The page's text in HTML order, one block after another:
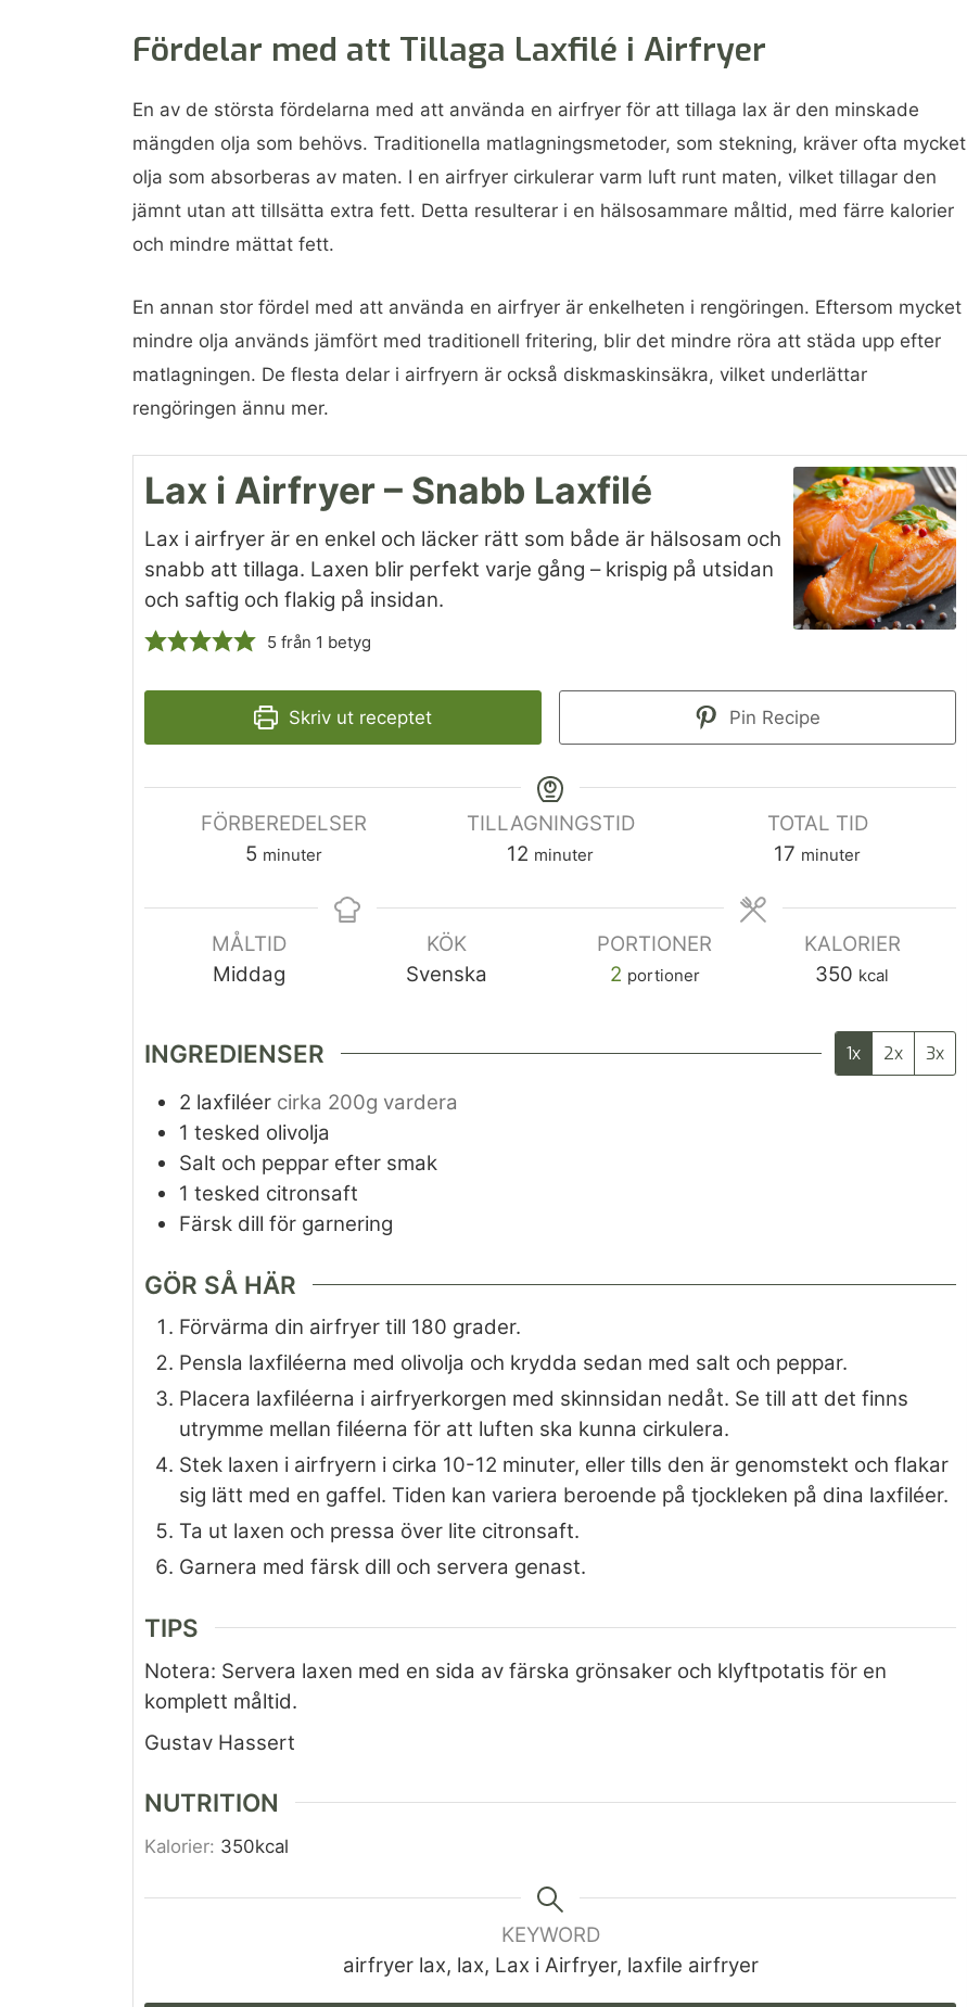
Fördelar med att Tillaga Laxfilé i Airfryer
En av de största fördelarna med att använda en airfryer för att tillaga lax är den minskade
mängden olja som behövs. Traditionella matlagningsmetoder, som stekning, kräver ofta mycket
olja som absorberas av maten. I en airfryer cirkulerar varm luft runt maten, vilket tillagar den
jämnt utan att tillsätta extra fett. Detta resulterar i en hälsosammare måltid, med färre kalorier
och mindre mättat fett.
En annan stor fördel med att använda en airfryer är enkelheten i rengöringen. Eftersom mycket
mindre olja används jämfört med traditionell fritering, blir det mindre röra att städa upp efter
matlagningen. De flesta delar i airfryern är också diskmaskinsäkra, vilket underlättar
rengöringen ännu mer.
Lax i Airfryer – Snabb Laxfilé
Lax i airfryer är en enkel och läcker rätt som både är hälsosam och
snabb att tillaga. Laxen blir perfekt varje gång – krispig på utsidan
och saftig och flakig på insidan.
5 från 1 betyg
Skriv ut receptet Pin Recipe
FÖRBEREDELSER
5 minuter
TILLAGNINGSTID
12 minuter
TOTAL TID
17 minuter
MÅLTID
Middag
KÖK
Svenska
PORTIONER
2 portioner
KALORIER
350 kcal
INGREDIENSER 1x 2x 3x
2 laxfiléer cirka 200g vardera
1 tesked olivolja
Salt och peppar efter smak
1 tesked citronsaft
Färsk dill för garnering
GÖR SÅ HÄR
Förvärma din airfryer till 180 grader.
Pensla laxfiléerna med olivolja och krydda sedan med salt och peppar.
Placera laxfiléerna i airfryerkorgen med skinnsidan nedåt. Se till att det finns
utrymme mellan filéerna för att luften ska kunna cirkulera.
Stek laxen i airfryern i cirka 10-12 minuter, eller tills den är genomstekt och flakar
sig lätt med en gaffel. Tiden kan variera beroende på tjockleken på dina laxfiléer.
Ta ut laxen och pressa över lite citronsaft.
Garnera med färsk dill och servera genast.
TIPS
Notera: Servera laxen med en sida av färska grönsaker och klyftpotatis för en
komplett måltid.
Gustav Hassert
NUTRITION
Kalorier: 350kcal
KEYWORD
airfryer lax, lax, Lax i Airfryer, laxfile airfryer